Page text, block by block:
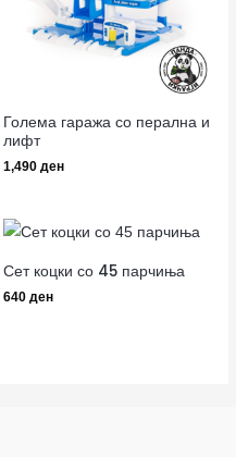
Голема гаража со перална и
лифт
1,490 ден
Сет коцки со 45 парчиња
640 ден